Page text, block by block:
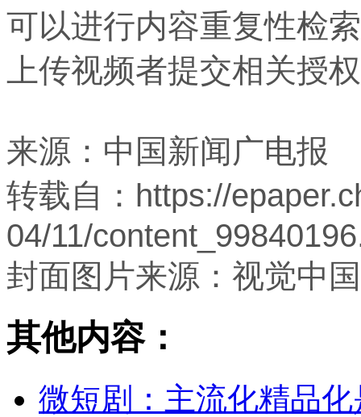
可以进行内容重复性检
上传视频者提交相关授
来源：中国新闻广电报
转载自：https://
04/11/
封面图片来源：视觉中国
其他内容：
微短剧：主流化精品